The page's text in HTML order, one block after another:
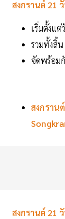
สงกรานต์ 21
เริ่มตั้งแ
รวมทั้งสิ้
จัดพร้อม
สงกราน
สงกรานต์ 21